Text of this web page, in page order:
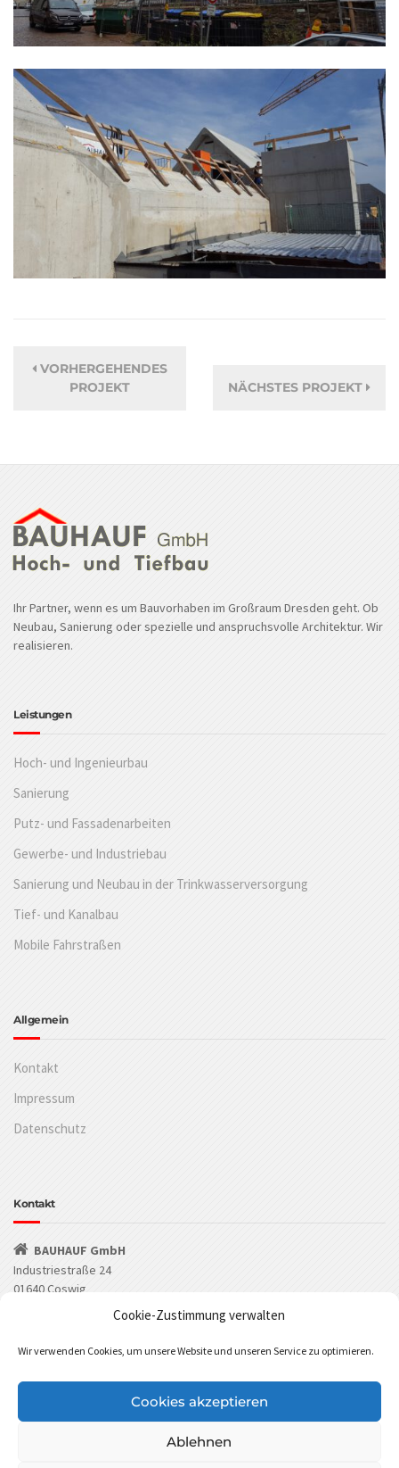
Cookie-Zustimmung verwalten
Wir verwenden Cookies, um unsere Website und unseren Service zu optimieren.
Cookies akzeptieren
Ablehnen
VORHERGEHENDES
PROJEKT
NÄCHSTES PROJEKT
Ihr Partner, wenn es um Bauvorhaben im Großraum Dresden geht. Ob
Neubau, Sanierung oder spezielle und anspruchsvolle Architektur. Wir
realisieren.
Leistungen
Hoch- und Ingenieurbau
Sanierung
Putz- und Fassadenarbeiten
Gewerbe- und Industriebau
Sanierung und Neubau in der Trinkwasserversorgung
Tief- und Kanalbau
Mobile Fahrstraßen
Allgemein
Kontakt
Impressum
Datenschutz
Kontakt
BAUHAUF GmbH
Industriestraße 24
01640 Coswig
(03523) 53549-29
info@bauhauf.de
BAUHAUF bei Facebook
BAUHAUF bei Instagram